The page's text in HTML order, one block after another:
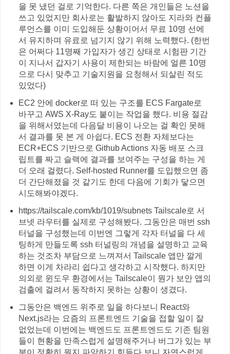
을 못 냈던 걸로 기억한다. 다른 쪽은 개인들은 노션을
쓰고 있었지만 회사로는 활발하지 않아도 지라와 컨플
루언스를 이미 도입해둔 상황이어서 무료 10명 선에
서 유지하며 유료로 넘기지 않기 위해 노력했다. (한번
은 어쩌다 11명째 가입자가 생긴 상태로 시험판 기간
이 지나서 갑자기 사용이 제한되는 바람에 얼른 10명
으로 다시 맞추고 기술지원을 요청해서 되살린 적도
있었다)
EC2 안에 docker로 떠 있는 구조를 ECS Fargate로
바꾸고 AWS X-Ray도 붙이는 작업을 했다. 비용 절감
을 위해서였는데 다음달 비용이 나오는 걸 확인 못해
서 결과를 못 본 게 아쉽다. ECS 전환 자체보다는
ECR+ECS 기반으로 Github Actions 자동 배포 스크
립트를 짜고 슬랙에 결과를 보여주는 구성을 하는 게
더 오래 걸렸다. Self-hosted Runner를 도입했으면 좀
더 간단해졌을 것 같기도 한데 다음에 기회가 닿으면
시도해봐야겠다.
https://tailscale.com/kb/1019/subnets Tailscale로 서
브넷 라우터를 실제로 구성해봤다. 그동안은 매번 ssh
터널을 구성했는데 이번엔 그렇게 각자 터널을 다 세
팅하게 만들도록 ssh 터널링의 개념을 설명하고 교육
하는 것조차 부담으로 느껴져서 Tailscale 앱만 깔게
하면 이게 차라리 쉽다고 생각하고 시작했다. 하지만
의외로 윈도우 환경에서는 Tailscale이 뭔가 보안 앱의
검출에 걸려서 동작하지 못하는 상황이 생겼다.
그동안은 백엔드 위주로 일을 하다보니 React와
Next.js라는 요즘의 프론트엔드 기술을 접할 일이 잘
없었는데 이번에는 백엔드도 프론트엔드도 기존 팀원
들이 현황을 만족스럽게 설명해주거나 버그가 있는 부
분이 정확히 뭔지 파악하기 힘들다 보니 자연스럽게